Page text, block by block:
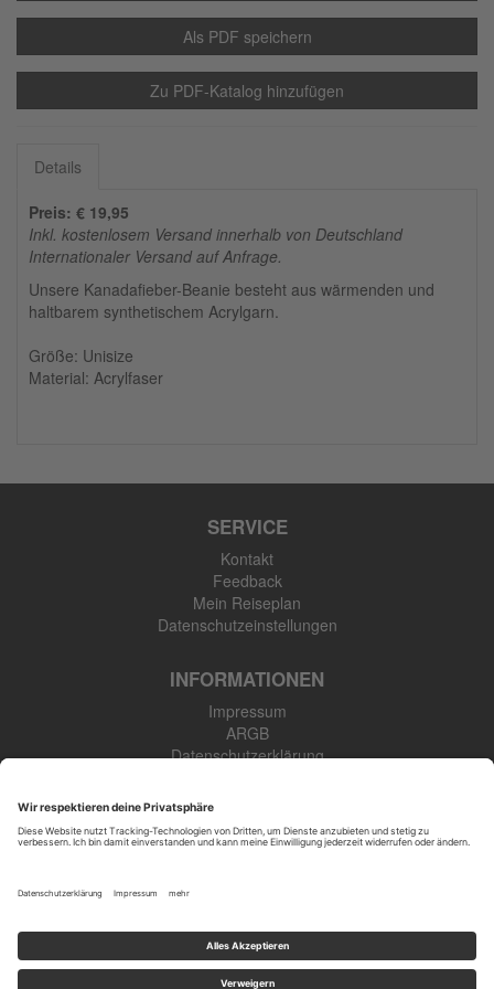
Als PDF speichern
Zu PDF-Katalog hinzufügen
Details
Preis: € 19,95
Inkl. kostenlosem Versand innerhalb von Deutschland
Internationaler Versand auf Anfrage.
Unsere Kanadafieber-Beanie besteht aus wärmenden und
haltbarem synthetischem Acrylgarn.
Größe: Unisize
Material: Acrylfaser
SERVICE
Kontakt
Feedback
Mein Reiseplan
Datenschutzeinstellungen
INFORMATIONEN
Impressum
ARGB
Datenschutzerklärung
48308 Senden-Bösensell
Öffnungszeiten: Mo.-Fr. 09:00-17:00